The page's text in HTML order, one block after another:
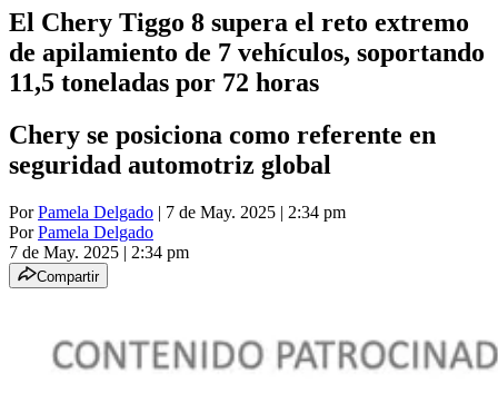
El Chery Tiggo 8 supera el reto extremo
de apilamiento de 7 vehículos, soportando
11,5 toneladas por 72 horas
Chery se posiciona como referente en
seguridad automotriz global
PorPamela Delgado | 7 de May. 2025 | 2:34 pm
PorPamela Delgado
7 de May. 2025 | 2:34 pm
Compartir